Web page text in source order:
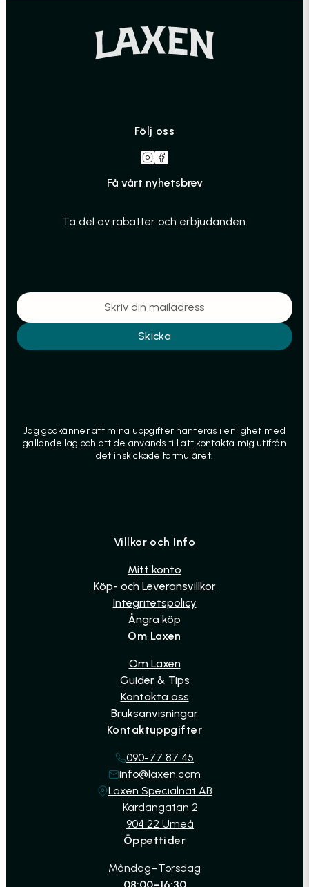
Följ oss
Villkor och Info
Mitt konto
Köp- och Leveransvillkor
Integritetspolicy
Ångra köp
Om Laxen
Om Laxen
Guider & Tips
Kontakta oss
Bruksanvisningar
Kontaktuppgifter
090-77 87 45
info@laxen.com
Laxen Specialnät AB
Kardangatan 2
904 22 Umeå
Öppettider
Måndag–Torsdag
08:00–16:30
Få vårt nyhetsbrev
Ta del av rabatter och erbjudanden.
Skicka
Jag godkänner att mina uppgifter hanteras i enlighet med
gällande lag och att de används till att kontakta mig utifrån
det inskickade formuläret.